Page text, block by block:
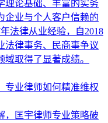
理论基础、丰富的实务
企业与个人客户信赖的
法律从业经验，自2018
法律事务、民商事争议
取得了显著成绩。
，匡宇律师专业策略破